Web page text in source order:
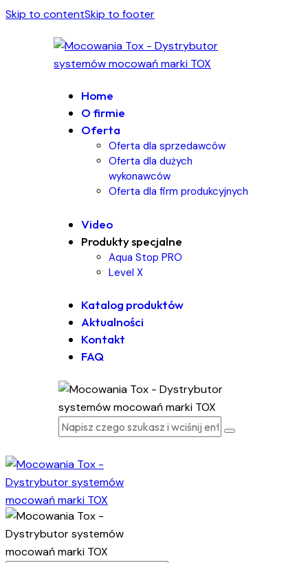
Skip to contentSkip to footer
Home
O firmie
Oferta
Oferta dla sprzedawców
Oferta dla dużych
wykonawców
Oferta dla firm produkcyjnych
Video
Produkty specjalne
Aqua Stop PRO
Level X
Katalog produktów
Aktualności
Kontakt
FAQ